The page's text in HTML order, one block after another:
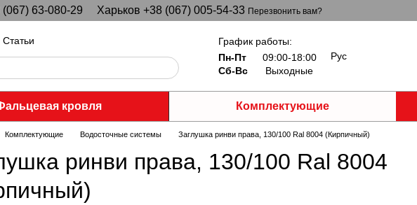
(067) 63-080-29 Харьков +38 (067) 005-54-33 Перезвонить вам?
Статьи
График работы:
Пн-Пт
09:00-18:00
Сб-Вс
Выходные
Рус
кровля Комплектующие
Комплектующие Водосточные системы Заглушка ринви права, 130/100 Ral 8004 (Кирпичный)
ринви права, 130/100 Ral 8004